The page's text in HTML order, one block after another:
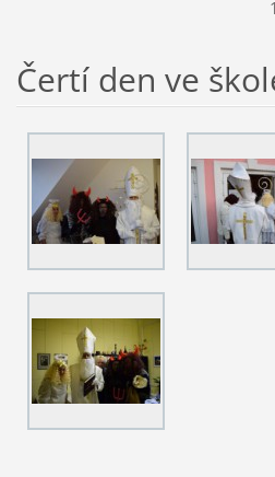
1
Čertí den ve